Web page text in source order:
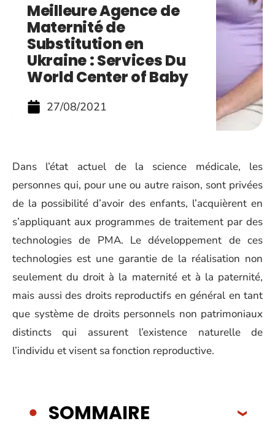
Meilleure Agence de
Maternité de
Substitution en
Ukraine : Services Du
World Center of Baby
27/08/2021
Dans l’état actuel de la science médicale, les
personnes qui, pour une ou autre raison, sont privées
de la possibilité d’avoir des enfants, l’acquièrent en
s’appliquant aux programmes de traitement par des
technologies de PMA. Le développement de ces
technologies est une garantie de la réalisation non
seulement du droit à la maternité et à la paternité,
mais aussi des droits reproductifs en général en tant
que système de droits personnels non patrimoniaux
distincts qui assurent l’existence naturelle de
l’individu et visent sa fonction reproductive.
SOMMAIRE